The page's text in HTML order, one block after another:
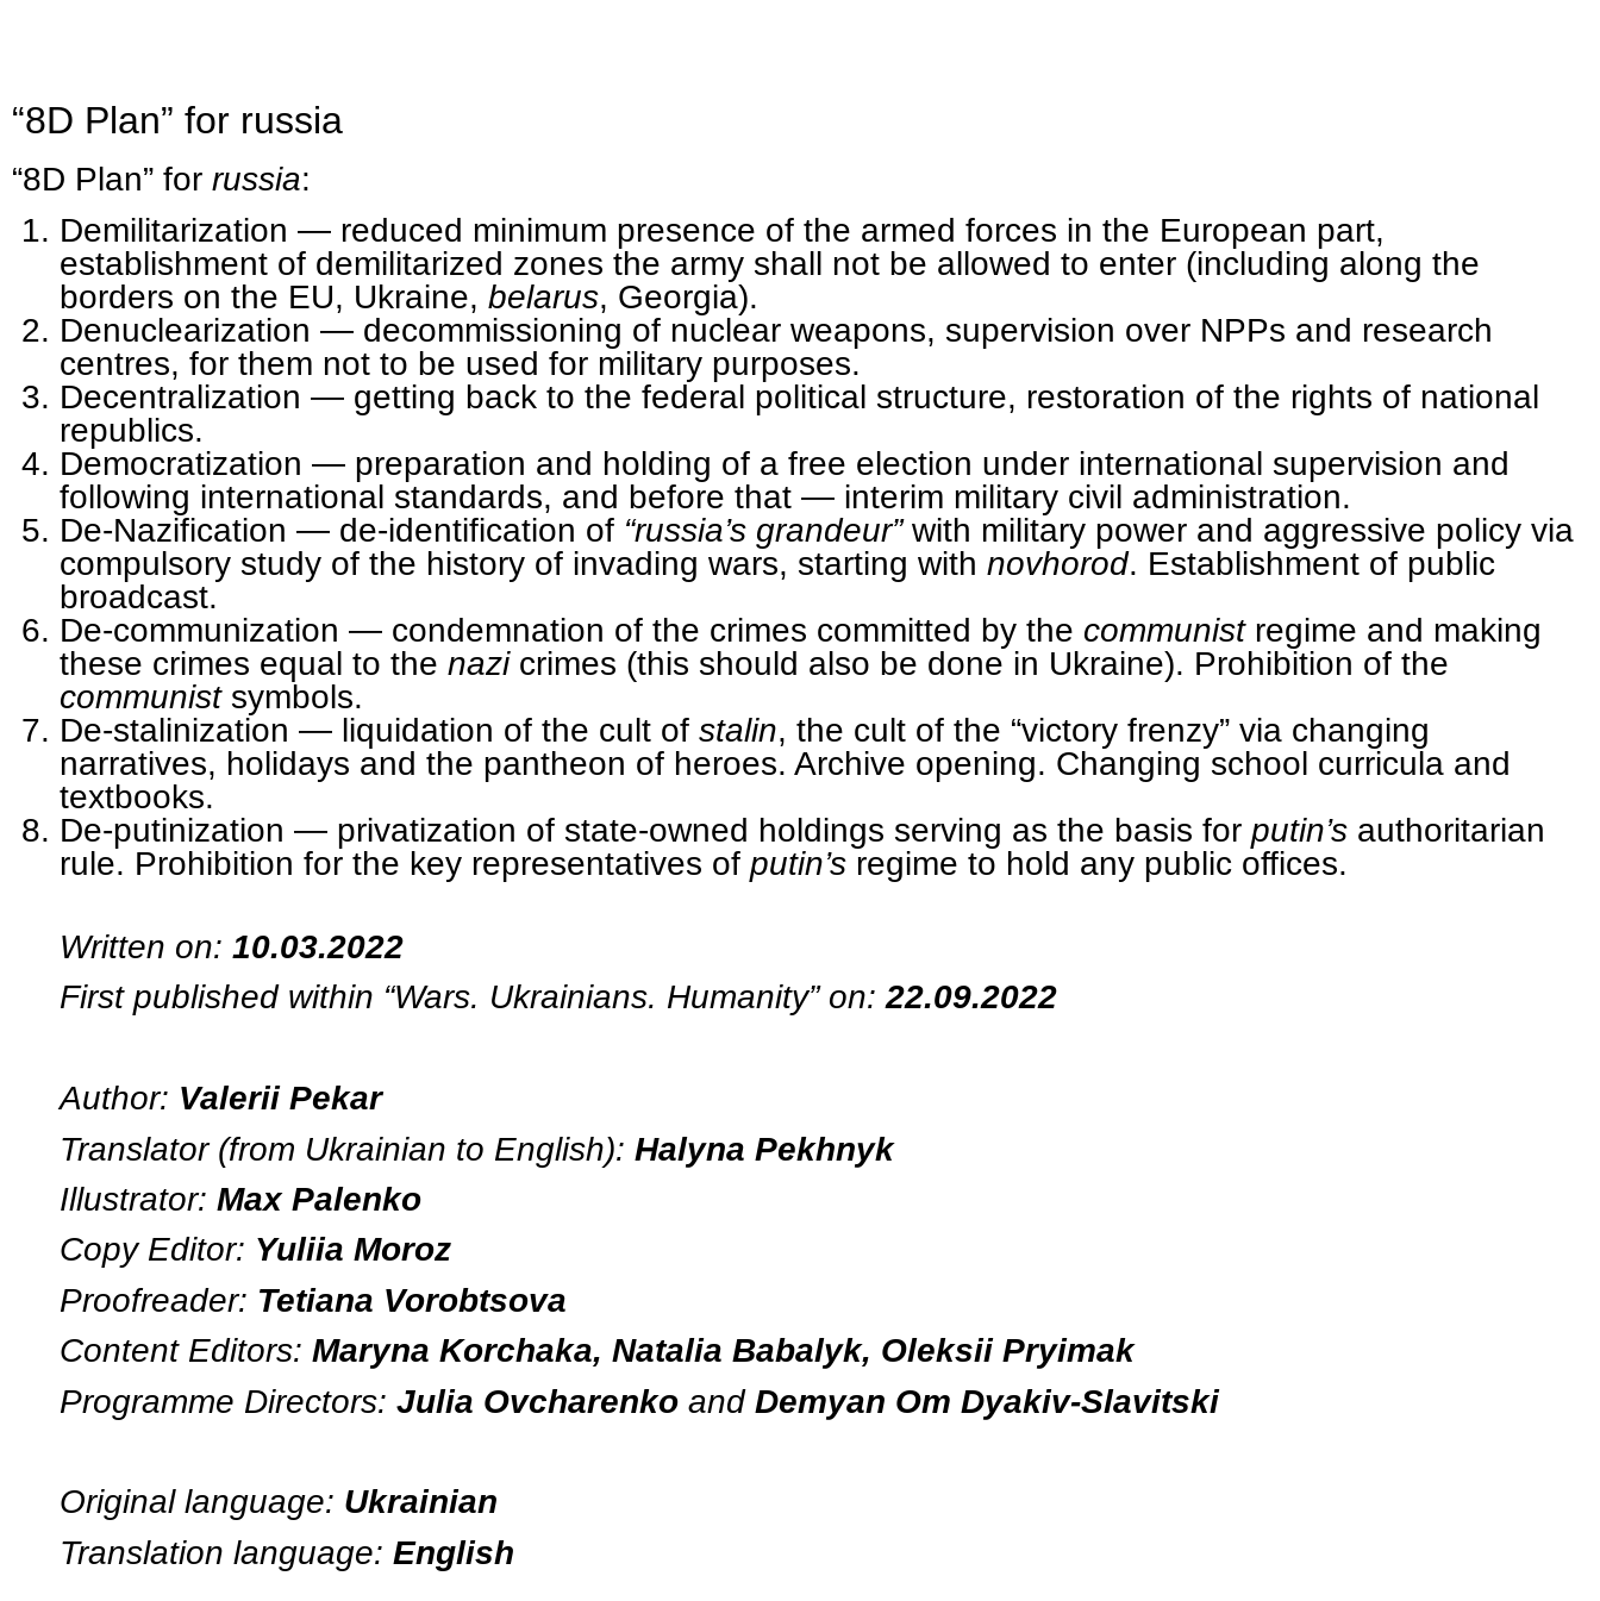
“8D Plan” for russia
“8D Plan” for russia:
Demilitarization — reduced minimum presence of the armed forces in the European part,
establishment of demilitarized zones the army shall not be allowed to enter (including along the
borders on the EU, Ukraine, belarus, Georgia).
Denuclearization — decommissioning of nuclear weapons, supervision over NPPs and research
centres, for them not to be used for military purposes.
Decentralization — getting back to the federal political structure, restoration of the rights of national
republics.
Democratization — preparation and holding of a free election under international supervision and
following international standards, and before that — interim military civil administration.
De-Nazification — de-identification of “russia’s grandeur”with military power and aggressive policy via
compulsory study of the history of invading wars, starting with novhorod. Establishment of public
broadcast.
De-communization — condemnation of the crimes committed by the communist regime and making
these crimes equal to the nazi crimes (this should also be done in Ukraine). Prohibition of the
communist symbols.
De-stalinization — liquidation of the cult of stalin, the cult of the “victory frenzy” via changing
narratives, holidays and the pantheon of heroes. Archive opening. Changing school curricula and
textbooks.
De-putinization — privatization of state-owned holdings serving as the basis for putin’s authoritarian
rule. Prohibition for the key representatives of putin’s regime to hold any public offices.
Written on: 10.03.2022
First published within “Wars. Ukrainians. Humanity” on:22.09.2022
Author: Valerii Pekar
Translator (from Ukrainian to English): Halyna Pekhnyk
Illustrator: Max Palenko
Copy Editor: Yuliia Moroz
Proofreader: Tetiana Vorobtsova
Content Editors: Maryna Korchaka, Natalia Babalyk, Oleksii Pryimak
Programme Directors: Julia Ovcharenko and Demyan Om Dyakiv-Slavitski
Original language: Ukrainian
Translation language: English